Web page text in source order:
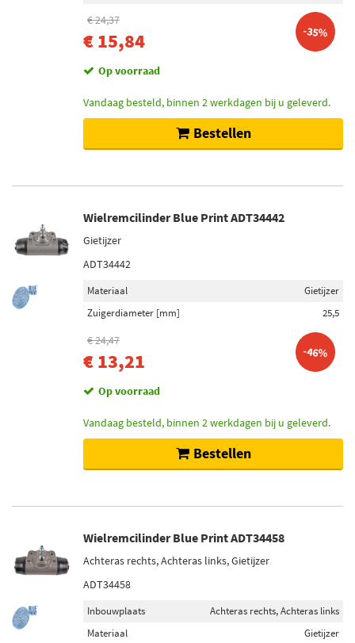
€ 24,37
€ 15,84 -35%
Op voorraad
Vandaag besteld, binnen 2 werkdagen bij u geleverd.
Bestellen
Wielremcilinder Blue Print ADT34442
Gietijzer
ADT34442
Materiaal
Gietijzer
Zuigerdiameter [mm]
25,5
€ 24,47
€ 13,21 -46%
Op voorraad
Vandaag besteld, binnen 2 werkdagen bij u geleverd.
Bestellen
Wielremcilinder Blue Print ADT34458
Achteras rechts, Achteras links, Gietijzer
ADT34458
Inbouwplaats
Achteras rechts, Achteras links
Materiaal
Gietijzer